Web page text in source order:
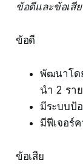
ข้อดีและข้อเสีย
ข้อดี
พัฒนาโด
นำ 2 ราย
มีระบบป้
มีฟีเจอร์
ข้อเสีย